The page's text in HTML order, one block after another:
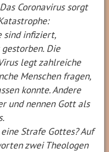
Coronavirus sorgt
sind infiziert,
Die
legt zahlreiche
Menschen fragen,
konnte. Andere
und nennen Gott als
Strafe Gottes? Auf
zwei Theologen